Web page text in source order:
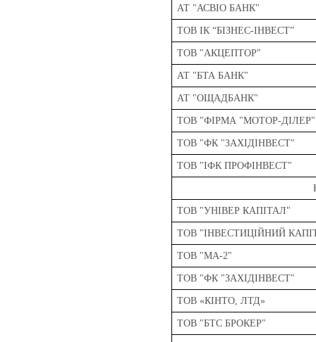
АТ "АСВІО БАНК"
ТОВ ІК “БІЗНЕС-ІНВЕСТ”
ТОВ "АКЦЕПТОР"
АТ "БТА БАНК"
АТ "ОЩАДБАНК"
ТОВ "ФІРМА "МОТОР-ДІЛЕР"
ТОВ "ФК "ЗАХІДІНВЕСТ"
ТОВ "ІФК ПРОФІНВЕСТ"
ТОВ "УНІВЕР КАПІТАЛ"
ТОВ "ІНВЕСТИЦІЙНИЙ
ТОВ "МА-2"
ТОВ "ФК "ЗАХІДІНВЕСТ"
ТОВ «КІНТО, ЛТД»
ТОВ "БТС БРОКЕР"